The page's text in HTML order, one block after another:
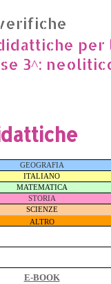
3^:
GEOGRAFIA
ITALIANO
MATEMATICA
STORIA
SCIENZE
ALTRO
E-BOOK